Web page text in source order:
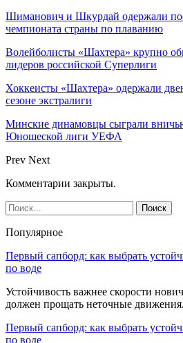
Шиманович и Шкурдай одержали
чемпионата страны по плаванию
Волейболисты «Шахтера» крупно
лидеров российской Суперлиги
Хоккеисты «Шахтера» одержали
сезоне экстралиги
Минские динамовцы сыграли
Юношеской лиги УЕФА
Prev Next
Комментарии закрыты.
Популярное
Первый сапборд: как выбрать
по воде
Устойчивость важнее скорости
должен прощать неточные
Первый сапборд: как выбрать
по воде